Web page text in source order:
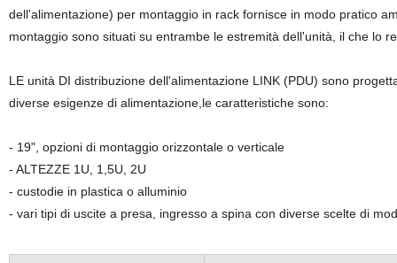
dell'alimentazione) per montaggio in rack fornisce in modo pratico
montaggio sono situati su entrambe le estremità dell'unità, il che
LE unità DI distribuzione dell'alimentazione LINK (PDU) sono
diverse esigenze di alimentazione,le caratteristiche sono:
- 19", opzioni di montaggio orizzontale o verticale
- ALTEZZE 1U, 1,5U, 2U
- custodie in plastica o alluminio
- vari tipi di uscite a presa, ingresso a spina con diverse scelte di